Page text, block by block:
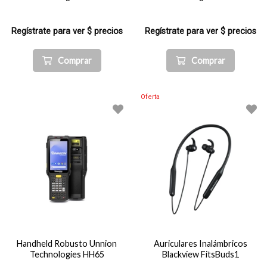
Regístrate para ver $ precios
Comprar
Regístrate para ver $ precios
Comprar
Handheld Robusto Unnion
Technologies HH65
Oferta
Auriculares Inalámbricos
Blackview FitsBuds1